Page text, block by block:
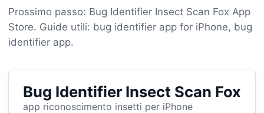
Prossimo passo: Bug Identifier Insect Scan Fox App
Store. Guide utili: bug identifier app for iPhone, bug
identifier app.
Bug Identifier Insect Scan Fox
app riconoscimento insetti per iPhone